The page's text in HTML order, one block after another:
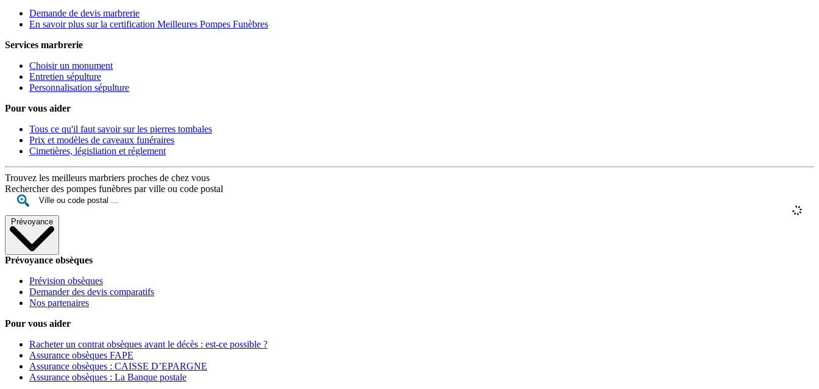
Demande de devis marbrerie
En savoir plus sur la certification Meilleures Pompes Funèbres
Services marbrerie
Choisir un monument
Entretien sépulture
Personnalisation sépulture
Pour vous aider
Tous ce qu'il faut savoir sur les pierres tombales
Prix et modèles de caveaux funéraires
Cimetières, législiation et réglement
Trouvez les meilleurs marbriers proches de chez vous
Rechercher des pompes funèbres par ville ou code postal
Prévoyance
Prévoyance obsèques
Prévision obsèques
Demander des devis comparatifs
Nos partenaires
Pour vous aider
Racheter un contrat obsèques avant le décès : est-ce possible ?
Assurance obsèques FAPE
Assurance obsèques : CAISSE D’EPARGNE
Assurance obsèques : La Banque postale